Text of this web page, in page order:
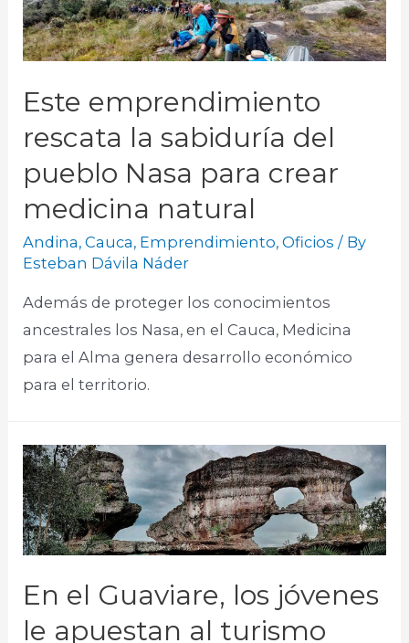
Este emprendimiento
rescata la sabiduría del
pueblo Nasa para crear
medicina natural
Andina,Cauca, Emprendimiento,Oficios / By
Esteban Dávila Náder
Además de proteger los conocimientos
ancestrales los Nasa, en el Cauca, Medicina
para el Alma genera desarrollo económico
para el territorio.
En el Guaviare, los jóvenes
le apuestan al turismo